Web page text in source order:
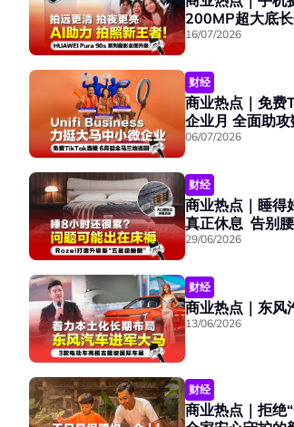
200MP超大底
16/07/2026
财经
商业热点｜免费
企业月 全面助攻
06/07/2026
财经
商业热点｜睡得
真正休息 告别
29/06/2026
财经
商业热点｜东风
13/06/2026
财经
商业热点｜拒绝